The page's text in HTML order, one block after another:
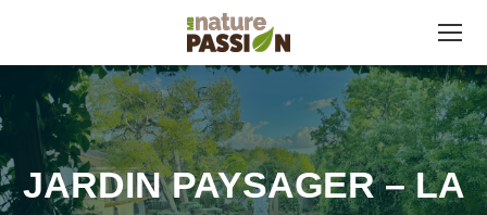
JARDIN PAYSAGER – LA